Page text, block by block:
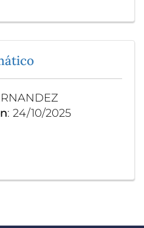
: 24/10/2025